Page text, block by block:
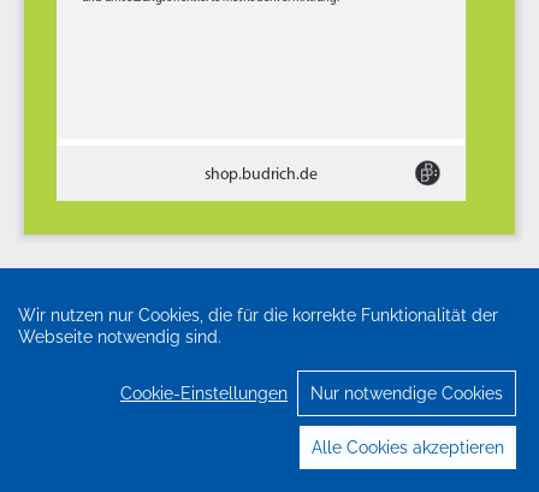
Wir nutzen nur Cookies, die für die korrekte Funktionalität der
Webseite notwendig sind.
Cookie-Einstellungen Nur notwendige Cookies
Alle Cookies akzeptieren